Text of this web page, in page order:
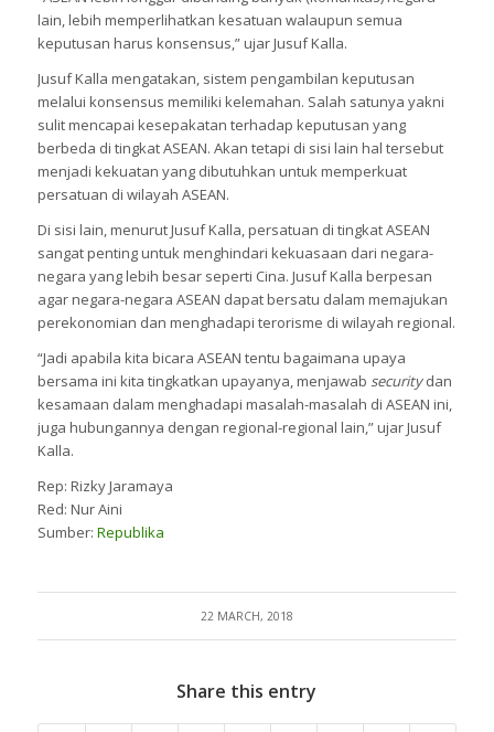
lain, lebih memperlihatkan kesatuan walaupun semua
keputusan harus konsensus,” ujar Jusuf Kalla.
Jusuf Kalla mengatakan, sistem pengambilan keputusan
melalui konsensus memiliki kelemahan. Salah satunya yakni
sulit mencapai kesepakatan terhadap keputusan yang
berbeda di tingkat ASEAN. Akan tetapi di sisi lain hal tersebut
menjadi kekuatan yang dibutuhkan untuk memperkuat
persatuan di wilayah ASEAN.
Di sisi lain, menurut Jusuf Kalla, persatuan di tingkat ASEAN
sangat penting untuk menghindari kekuasaan dari negara-
negara yang lebih besar seperti Cina. Jusuf Kalla berpesan
agar negara-negara ASEAN dapat bersatu dalam memajukan
perekonomian dan menghadapi terorisme di wilayah regional.
“Jadi apabila kita bicara ASEAN tentu bagaimana upaya
bersama ini kita tingkatkan upayanya, menjawab securitydan
kesamaan dalam menghadapi masalah-masalah di ASEAN ini,
juga hubungannya dengan regional-regional lain,” ujar Jusuf
Kalla.
Rep: Rizky Jaramaya
Red: Nur Aini
Sumber: Republika
22 MARCH, 2018
Share this entry